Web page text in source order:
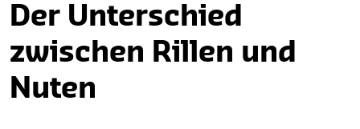
Der Unterschied
zwischen Rillen und
Nuten